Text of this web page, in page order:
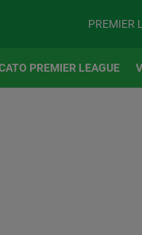
PREMIER
PREMIER LEAGUE